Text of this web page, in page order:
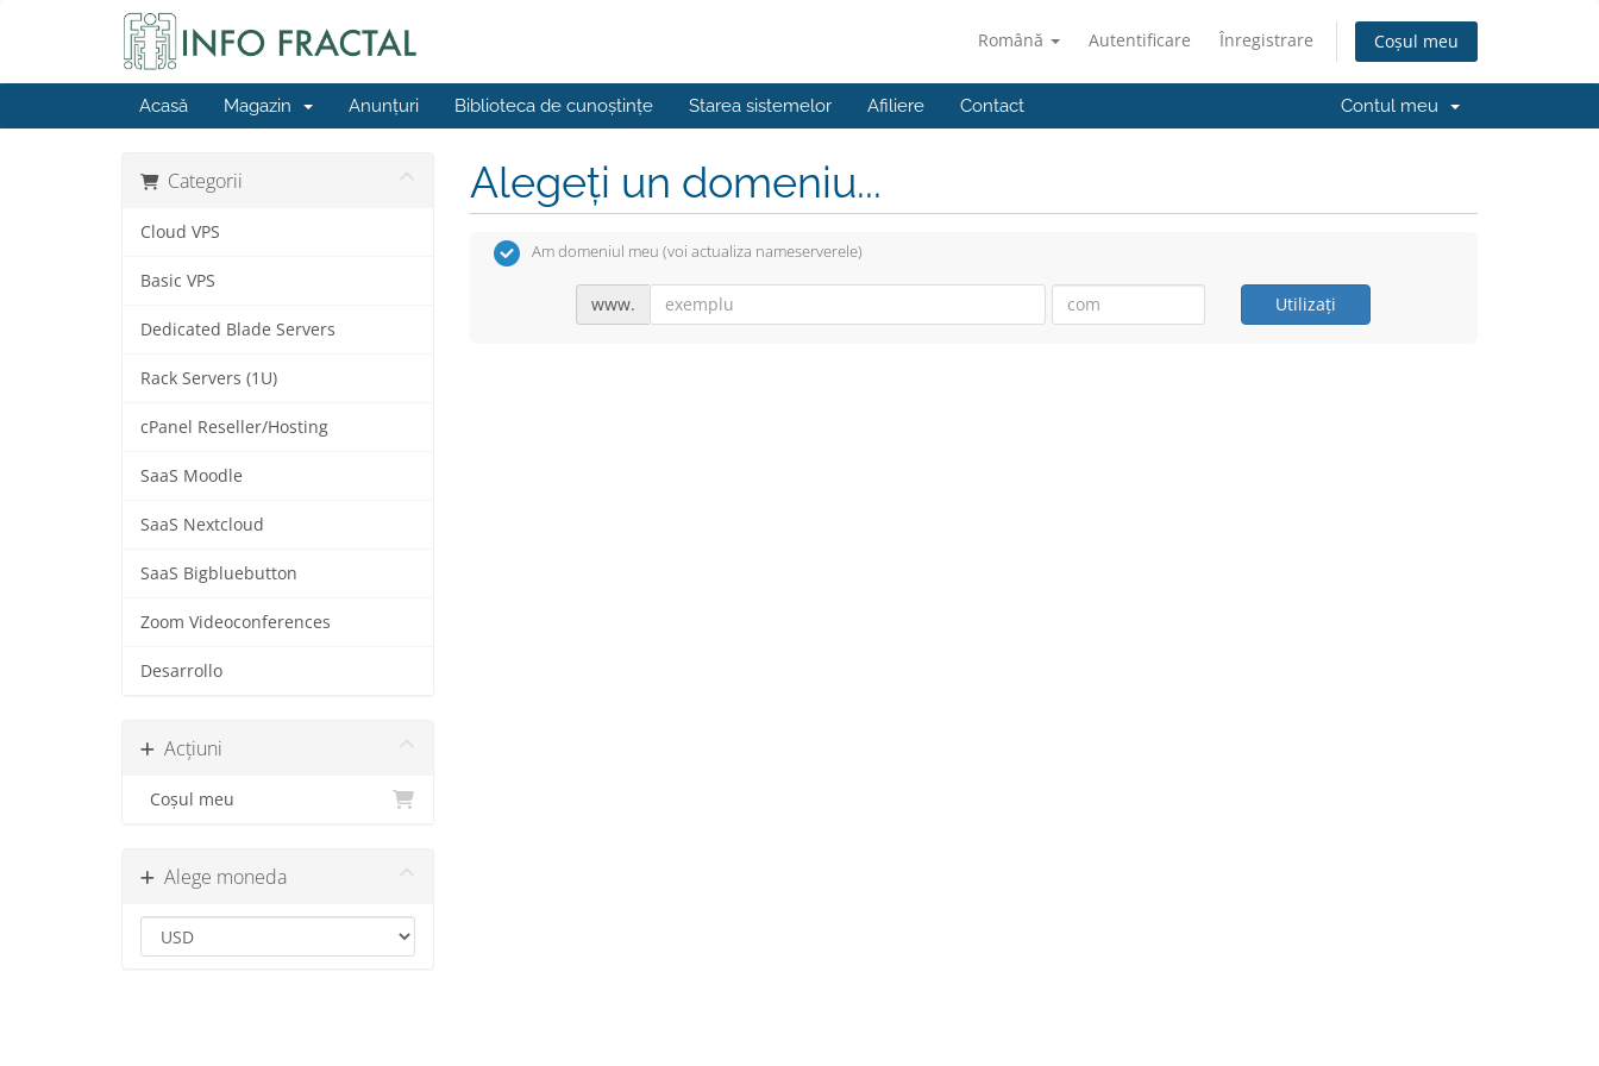
Română Autentificare Înregistrare Coșul meu
Acasă Magazin Anunțuri Biblioteca de cunoștințe Starea sistemelor Afiliere Contact Contul meu
Categorii
Cloud VPS
Basic VPS
Dedicated Blade Servers
Rack Servers (1U)
cPanel Reseller/Hosting
SaaS Moodle
SaaS Nextcloud
SaaS Bigbluebutton
Zoom Videoconferences
Desarrollo
Acțiuni
Coșul meu
Alege moneda
Alegeți un domeniu...
Am domeniul meu (voi actualiza nameserverele)
www. Utilizați